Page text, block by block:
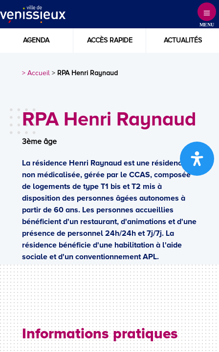
to
Content
MENU
AGENDA ACCÈS RAPIDE ACTUALITÉS
> Accueil> RPA Henri Raynaud
RPA Henri Raynaud
3ème âge
La résidence Henri Raynaud est une résidence
non médicalisée, gérée par le CCAS, composée
de logements de type T1 bis et T2 mis à
disposition des personnes âgées autonomes à
partir de 60 ans. Les personnes accueillies
bénéficient d'un restaurant, d'animations et d'une
présence de personnel 24h/24h et 7j/7j. La
résidence bénéficie d'une habilitation à l'aide
sociale et d'un conventionnement APL.
Informations pratiques